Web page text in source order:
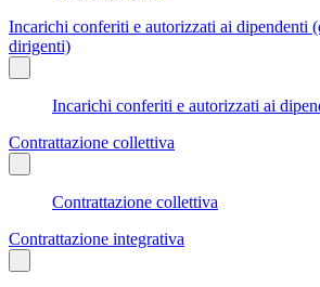
Incarichi conferiti e autorizzati ai dipendenti
dirigenti)
Incarichi conferiti e autorizzati ai
Contrattazione collettiva
Contrattazione collettiva
Contrattazione integrativa